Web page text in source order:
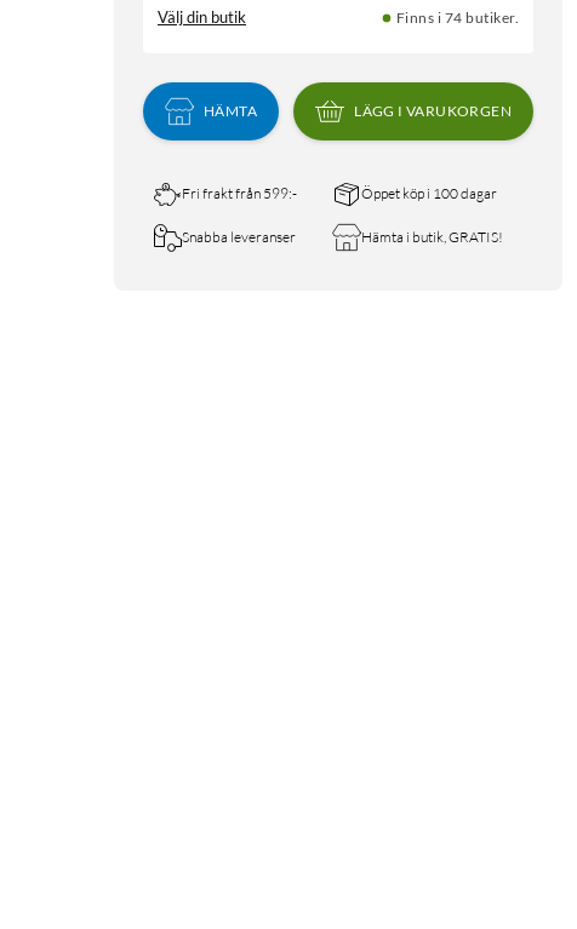
Välj din butik Finns i 74 butiker.
HÄMTA LÄGG I VARUKORGEN
Fri frakt från 599:- Öppet köp i 100 dagar
Snabba leveranser Hämta i butik, GRATIS!